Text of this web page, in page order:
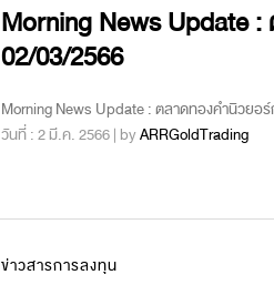
Morning News Update
02/03/2566
Morning News Update : ตลาดทองคำนิวยอ
วันที่ : 2 มี.ค. 2566 | byARRGoldTrading
ข่าวสารการลงทุน